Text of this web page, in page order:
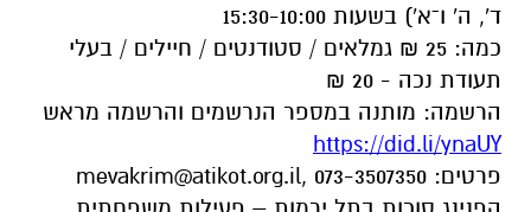
ד', ה' ו־א') בשעות 15:30-10:00
כמה: 25 ₪ גמלאים / סטודנטים / חיילים / בעלי
תעודת נכה - 20 ₪
הרשמה: מותנה במספר הנרשמים והרשמה מראש
https://did.li/ynaUY
פרטים:
mevakrim@atikot.org.il, 073-3507350